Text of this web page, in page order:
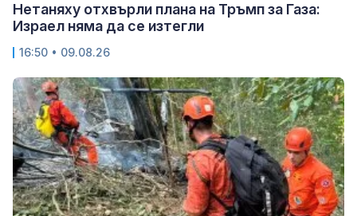
Нетаняху отхвърли плана на Тръмп за Газа:
Израел няма да се изтегли
16:50 • 09.08.26